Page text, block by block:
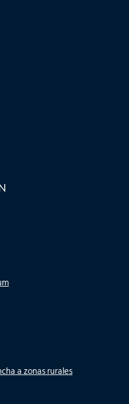
a zonas rurales